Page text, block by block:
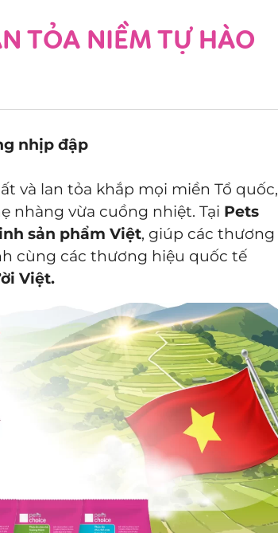
TỎA NIỀM TỰ HÀO
nhịp đập
và lan tỏa khắp mọi miền Tổ quốc,
nhàng vừa cuồng nhiệt.Tại Pets
sản phẩm Việt, giúp các thương
cùng các thương hiệu quốc tế
Việt.